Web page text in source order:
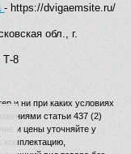
- https://dvigaemsite.ru/
обл., г.
Т-8
и ни при каких условиях
статьи 437 (2)
и цены уточняйте у
комплектацию,